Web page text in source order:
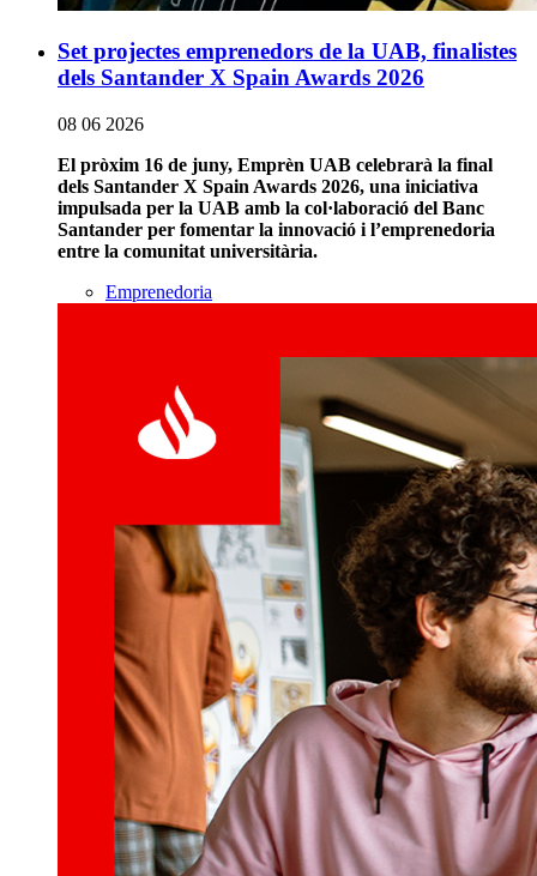
Set projectes emprenedors de la UAB, finalistes
dels Santander X Spain Awards 2026
08 06 2026
El pròxim 16 de juny, Emprèn UAB celebrarà la final
dels Santander X Spain Awards 2026, una iniciativa
impulsada per la UAB amb la col·laboració del Banc
Santander per fomentar la innovació i l’emprenedoria
entre la comunitat universitària.
Emprenedoria